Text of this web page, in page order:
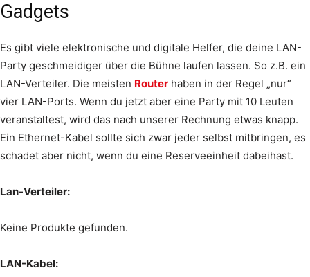
Gadgets
Es gibt viele elektronische und digitale Helfer, die deine LAN-
Party geschmeidiger über die Bühne laufen lassen. So z.B. ein
LAN-Verteiler. Die meisten Router haben in der Regel „nur“
vier LAN-Ports. Wenn du jetzt aber eine Party mit 10 Leuten
veranstaltest, wird das nach unserer Rechnung etwas knapp.
Ein Ethernet-Kabel sollte sich zwar jeder selbst mitbringen, es
schadet aber nicht, wenn du eine Reserveeinheit dabeihast.
Lan-Verteiler:
Keine Produkte gefunden.
LAN-Kabel: